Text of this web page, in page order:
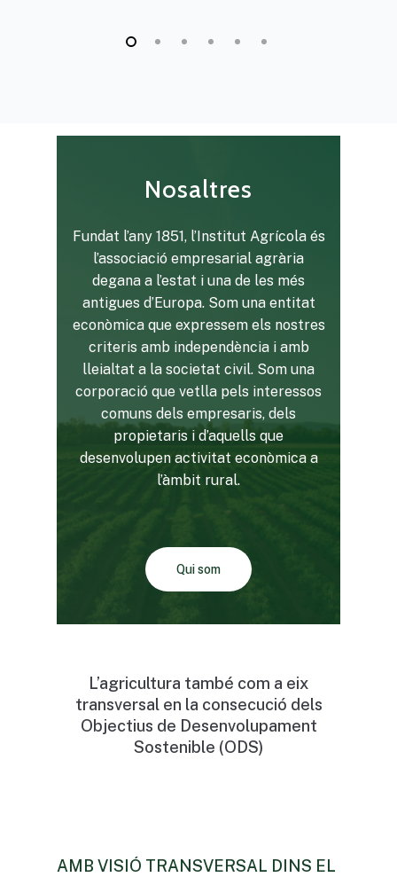
Nosaltres
Fundat l’any 1851, l’Institut Agrícola és
l’associació empresarial agrària
degana a l’estat i una de les més
antigues d’Europa. Som una entitat
econòmica que expressem els nostres
criteris amb independència i amb
lleialtat a la societat civil. Som una
corporació que vetlla pels interessos
comuns dels empresaris, dels
propietaris i d’aquells que
desenvolupen activitat econòmica a
l’àmbit rural.
Qui som
L’agricultura també com a eix
transversal en la consecució dels
Objectius de Desenvolupament
Sostenible (ODS)
AMB VISIÓ TRANSVERSAL DINS EL